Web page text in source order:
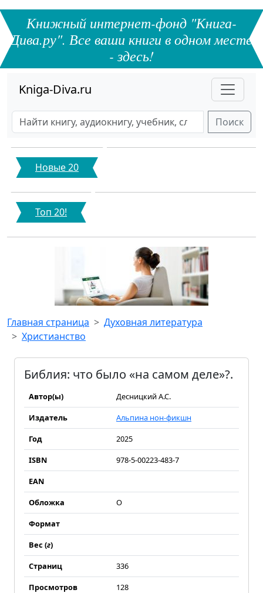
Книжный интернет-фонд "Книга-
Дива.ру". Все ваши книги в одном месте
- здесь!
Kniga-Diva.ru
Поиск
Новые 20
Топ 20!
Главная страница
Духовная литература
Христианство
Библия: что было «на самом деле»?.
Автор(ы)
Десницкий А.С.
Издатель
Альпина нон-фикшн
Год
2025
ISBN
978-5-00223-483-7
EAN
Обложка
О
Формат
Вес (г)
Страниц
336
Просмотров
128